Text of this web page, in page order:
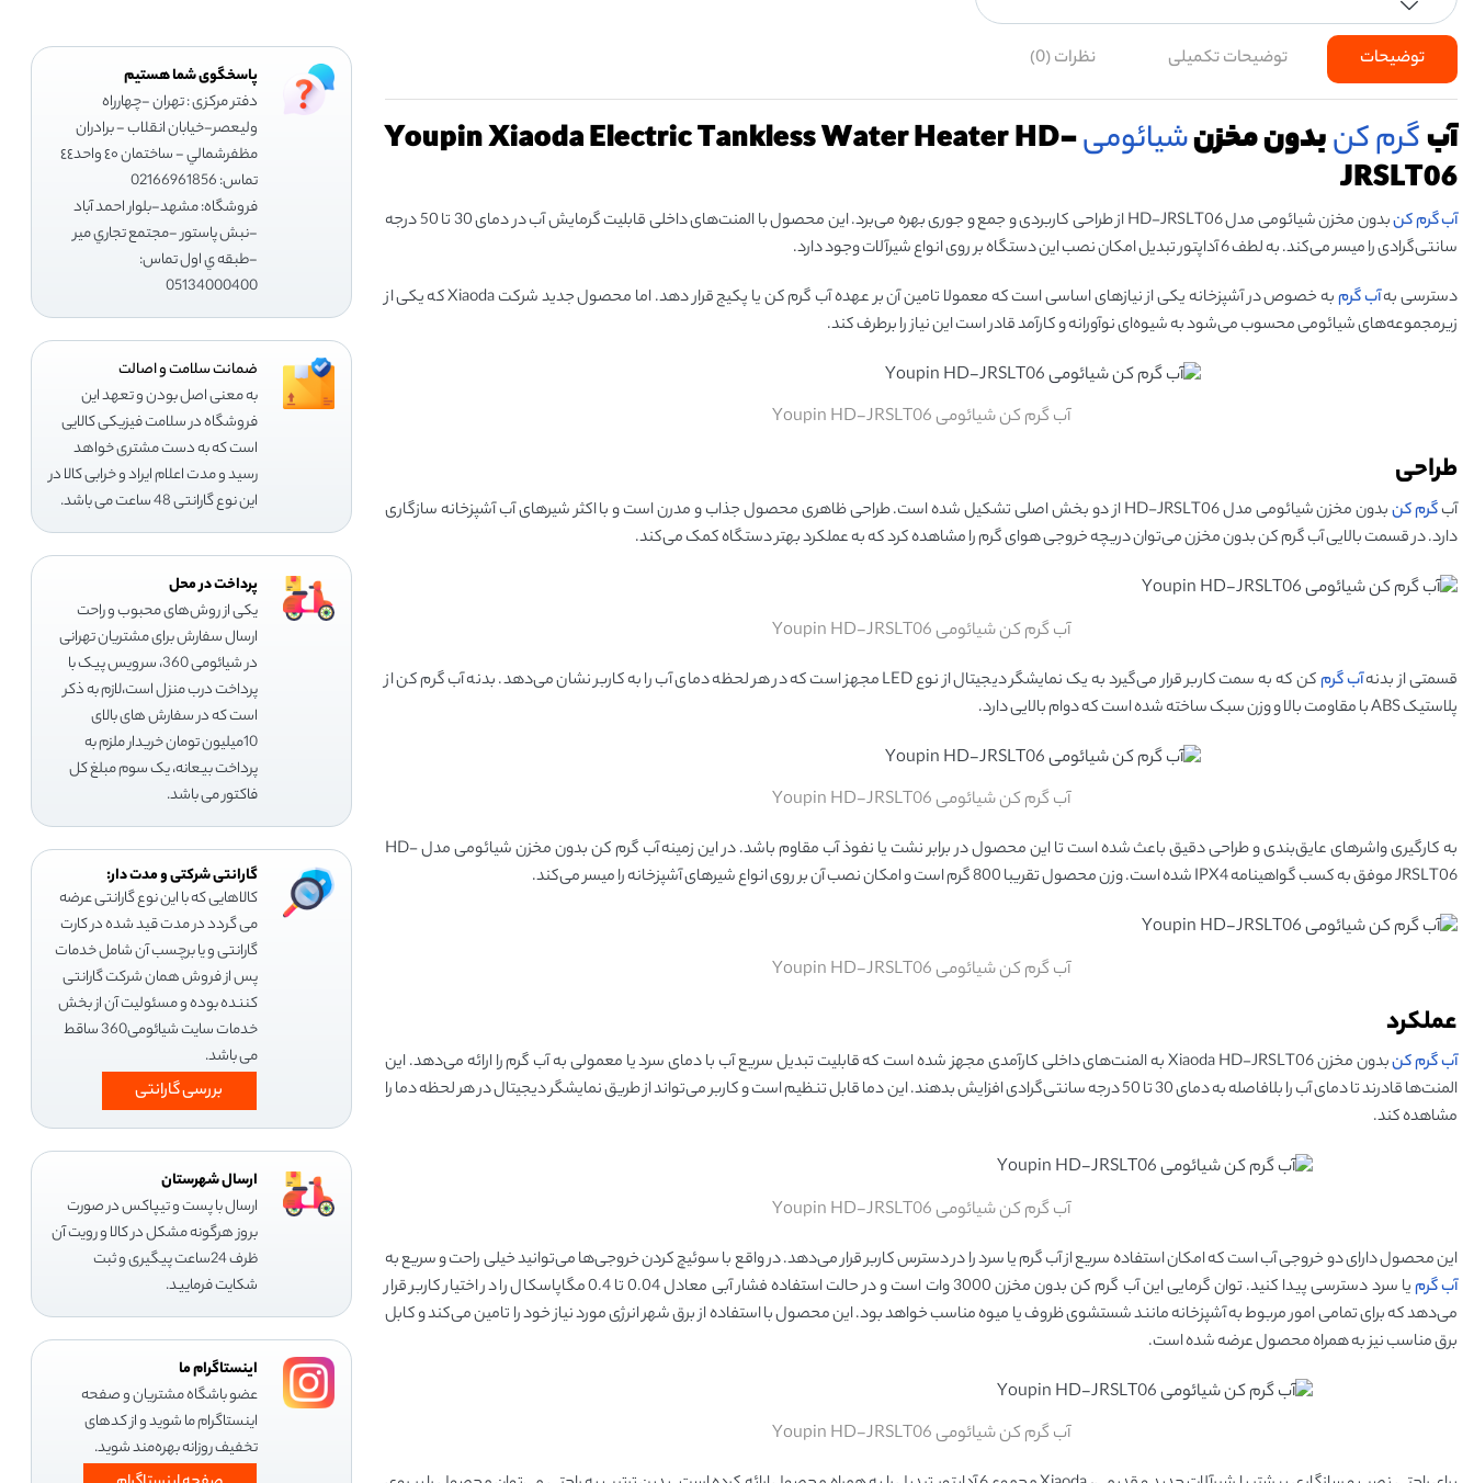
توضیحات توضیحات تکمیلی نظرات (0)
آبگرم کنبدون مخزنشیائومیYoupin Xiaoda Electric Tankless Water Heater HD-
JRSLT06
آب گرم کن
بدون مخزن شیائومی مدل HD-JRSLT06 از طراحی کاربردی و جمع و جوری بهره می‌برد. این محصول با المنت‌های داخلی قابلیت گرمایش آب در دمای 30 تا 50 درجه
سانتی‌گرادی را میسر می‌کند. به لطف 6 آداپتور تبدیل امکان نصب این دستگاه بر روی انواع شیرآلات وجود دارد.
دسترسی بهآب گرم
به خصوص در آشپزخانه یکی از نیازهای اساسی است که معمولا تامین آن بر عهده آب گرم کن یا پکیج قرار دهد. اما محصول جدید شرکت Xiaoda که یکی از
زیرمجموعه‌های شیائومی محسوب می‌شود به شیوه‌ای نوآورانه و کارآمد قادر است این نیاز را برطرف کند.
آب گرم کن شیائومی Youpin HD-JRSLT06
طراحی
آبگرم کن
بدون مخزن شیائومی مدل HD-JRSLT06 از دو بخش اصلی تشکیل شده است. طراحی ظاهری محصول جذاب و مدرن است و با اکثر شیرهای آب آشپزخانه سازگاری
دارد. در قسمت بالایی آب گرم کن بدون مخزن می‌توان دریچه خروجی هوای گرم را مشاهده کرد که به عملکرد بهتر دستگاه کمک می‌کند.
آب گرم کن شیائومی Youpin HD-JRSLT06
قسمتی از بدنهآب گرم
کن که به سمت کاربر قرار می‌گیرد به یک نمایشگر دیجیتال از نوع LED مجهز است که در هر لحظه دمای آب را به کاربر نشان می‌دهد. بدنه آب گرم کن از
پلاستیک ABS با مقاومت بالا و وزن سبک ساخته شده است که دوام بالایی دارد.
آب گرم کن شیائومی Youpin HD-JRSLT06
به کارگیری واشرهای عایق‌بندی و طراحی دقیق باعث شده است تا این محصول در برابر نشت یا نفوذ آب مقاوم باشد. در این زمینه آب گرم کن بدون مخزن شیائومی مدل HD-
JRSLT06 موفق به کسب گواهینامه IPX4 شده است. وزن محصول تقریبا 800 گرم است و امکان نصب آن بر روی انواع شیرهای آشپزخانه را میسر می‌کند.
آب گرم کن شیائومی Youpin HD-JRSLT06
عملکرد
آب گرم کن
بدون مخزن Xiaoda HD-JRSLT06 به المنت‌های داخلی کارآمدی مجهز شده است که قابلیت تبدیل سریع آب با دمای سرد یا معمولی به آب گرم را ارائه می‌دهد. این
المنت‌ها قادرند تا دمای آب را بلافاصله به دمای 30 تا 50 درجه سانتی‌گرادی افزایش بدهند. این دما قابل تنظیم است و کاربر می‌تواند از طریق نمایشگر دیجیتال در هر لحظه دما را
مشاهده کند.
آب گرم کن شیائومی Youpin HD-JRSLT06
این محصول دارای دو خروجی آب است که امکان استفاده سریع از آب گرم یا سرد را در دسترس کاربر قرار می‌دهد. در واقع با سوئیچ کردن خروجی‌ها می‌توانید خیلی راحت و سریع به
آب گرم
یا سرد دسترسی پیدا کنید. توان گرمایی این آب گرم کن بدون مخزن 3000 وات است و در حالت استفاده فشار آبی معادل 0.04 تا 0.4 مگاپاسکال را در اختیار کاربر قرار
می‌دهد که برای تمامی امور مربوط به آشپزخانه مانند شستشوی ظروف یا میوه‌ مناسب خواهد بود. این محصول با استفاده از برق شهر انرژی مورد نیاز خود را تامین می‌کند و کابل
برق مناسب نیز به همراه محصول عرضه شده است.
آب گرم کن شیائومی Youpin HD-JRSLT06
پاسخگوی شما هستیم
دفتر مرکزی : تهران -چهارراه
وليعصر-خيابان انقلاب - برادران
مظفرشمالي - ساختمان ٤٠ واحد٤٤
تماس: 02166961856
فروشگاه: مشهد-بلوار احمد آباد
-نبش پاستور -مجتمع تجاري مير
-طبقه ي اول تماس:
05134000400
ضمانت سلامت و اصالت
به معنی اصل بودن و تعهد این
فروشگاه در سلامت فیزیکی کالایی
است که به دست مشتری خواهد
رسید و مدت اعلام ایراد و خرابی کالا در
این نوع گارانتی 48 ساعت می باشد.
پرداخت در محل
یکی از روش‌های محبوب و راحت
ارسال سفارش برای مشتریان تهرانی
در شیائومی 360، سرویس پیک با
پرداخت درب منزل است،لازم به ذکر
است که در سفارش های بالای
10میلیون تومان خریدار ملزم به
پرداخت بیعانه، یک سوم مبلغ کل
فاکتور می باشد.
گارانتی شرکتی و مدت دار:
کالاهایی که با این نوع گارانتی عرضه
می گردد در مدت قید شده در کارت
گارانتی و یا برچسب آن شامل خدمات
پس از فروش همان شرکت گارانتی
کننده بوده و مسئولیت آن از بخش
خدمات سایت شیائومی360 ساقط
می باشد.
بررسی گارانتی
ارسال شهرستان
ارسال با پست و تیپاکس در صورت
بروز هرگونه مشکل در کالا و رویت آن
ظرف 24ساعت پیگیری و ثبت
شکایت فرمایید.
اینستاگرام ما
عضو باشگاه مشتریان و صفحه
اینستاگرام ما شوید و از کدهای
تخفیف روزانه بهره‌مند شوید.